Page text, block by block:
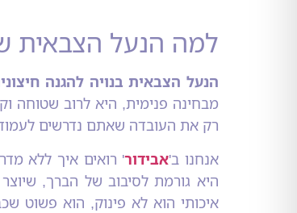
למה הנעל הצבאית
הנעל הצבאית בנויה להגנה
מבחינה פנימית, היא לרוב שטוחה
רק את העובדה שאתם נדרשים
אנחנו ב'אבידור' רואים איך ללא
היא גורמת לסיבוב של הברך,
איכותי הוא לא פינוק, הוא פשוט